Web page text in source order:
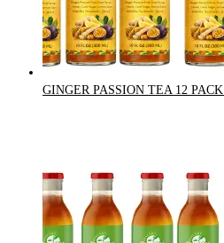
GINGER PASSION TEA 12 PACK